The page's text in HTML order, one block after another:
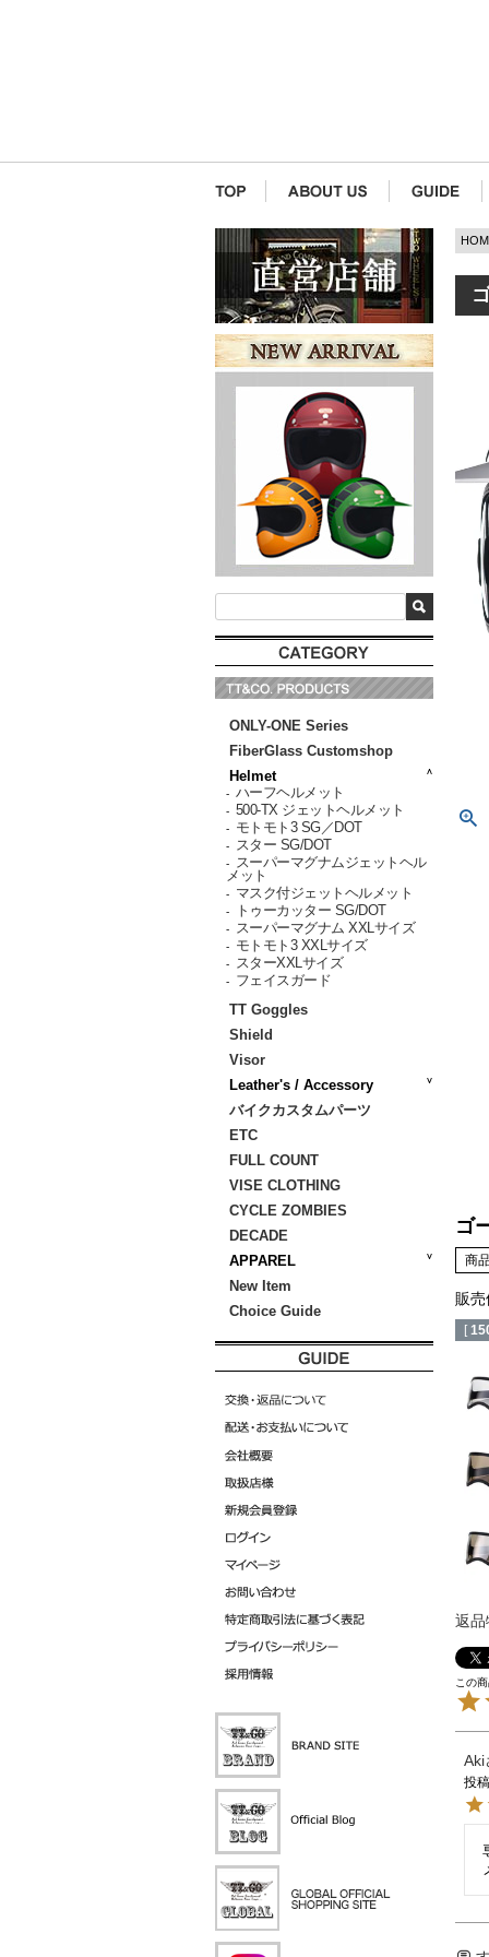
ONLY-ONE Series
FiberGlass Customshop
Helmet
- ハーフヘルメット
- 500-TX ジェットヘルメット
- モトモト3 SG／DOT
- スター SG/DOT
-
スーパーマグナムジェットヘル
メット
- マスク付ジェットヘルメット
- トゥーカッター SG/DOT
- スーパーマグナム XXLサイズ
- モトモト3 XXLサイズ
- スターXXLサイズ
- フェイスガード
TT Goggles
Shield
Visor
Leather's / Accessory
バイクカスタムパーツ
ETC
FULL COUNT
VISE CLOTHING
CYCLE ZOMBIES
DECADE
APPAREL
New Item
Choice Guide
ゴ
商
販
[
返品
Aki
投